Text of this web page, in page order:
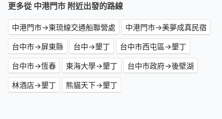
更多從 中港門市 附近出發的路線
中港門市→東琉線交通船聯營處
中港門市→美夢成真民宿
台中市→屏東縣
台中→墾丁
台中市西屯區→墾丁
台中市→恆春
東海大學→墾丁
台中市政府→後壁湖
林酒店→墾丁
熊貓天下→墾丁